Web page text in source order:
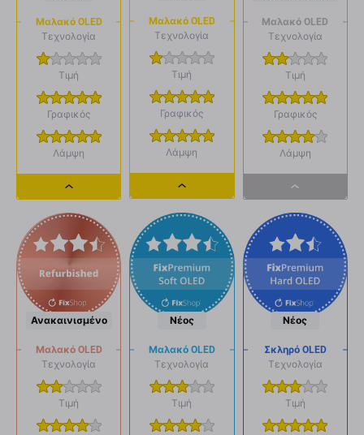
Μαλακό OLED
Τεχνολογία
Τιμή
Γραφικός
Λάμψη
Dropdown
button
Μαλακό OLED
Τεχνολογία
Τιμή
Γραφικός
Λάμψη
Dropdown
button
Μαλακό OLED
Τεχνολογία
Τιμή
Γραφικός
Λάμψη
Dropdown
button
Ανακαινισμένο
Μαλακό OLED
Τεχνολογία
Τιμή
Νέος
Μαλακό OLED
Τεχνολογία
Τιμή
Νέος
Σκληρό OLED
Τεχνολογία
Τιμή